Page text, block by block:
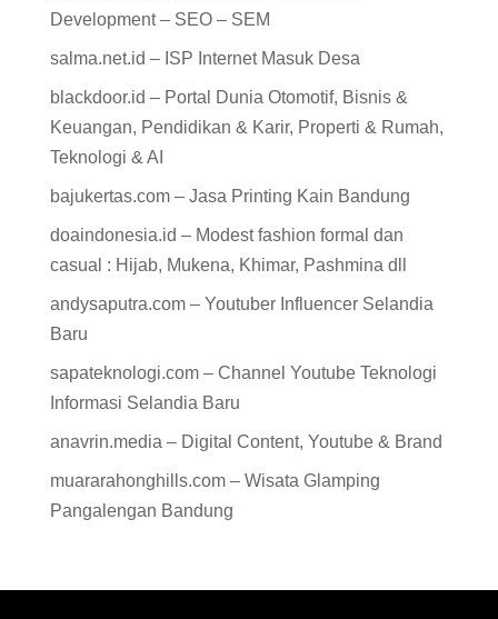
Development – SEO – SEM
salma.net.id – ISP Internet Masuk Desa
blackdoor.id – Portal Dunia Otomotif, Bisnis &
Keuangan, Pendidikan & Karir, Properti & Rumah,
Teknologi & AI
bajukertas.com – Jasa Printing Kain Bandung
doaindonesia.id – Modest fashion formal dan
casual : Hijab, Mukena, Khimar, Pashmina dll
andysaputra.com – Youtuber Influencer Selandia
Baru
sapateknologi.com – Channel Youtube Teknologi
Informasi Selandia Baru
anavrin.media – Digital Content, Youtube & Brand
muararahonghills.com – Wisata Glamping
Pangalengan Bandung